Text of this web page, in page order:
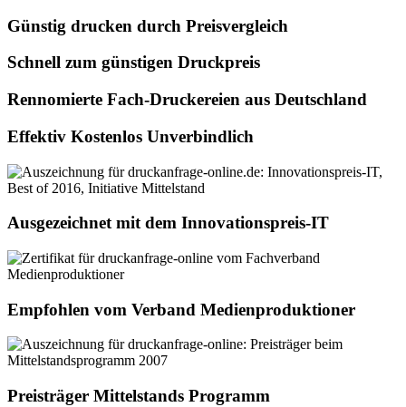
Günstig drucken durch Preisvergleich
Schnell zum günstigen Druckpreis
Rennomierte Fach-Druckereien aus Deutschland
Effektiv Kostenlos Unverbindlich
Ausgezeichnet mit dem Innovationspreis-IT
Empfohlen vom Verband Medienproduktioner
Preisträger Mittelstands Programm